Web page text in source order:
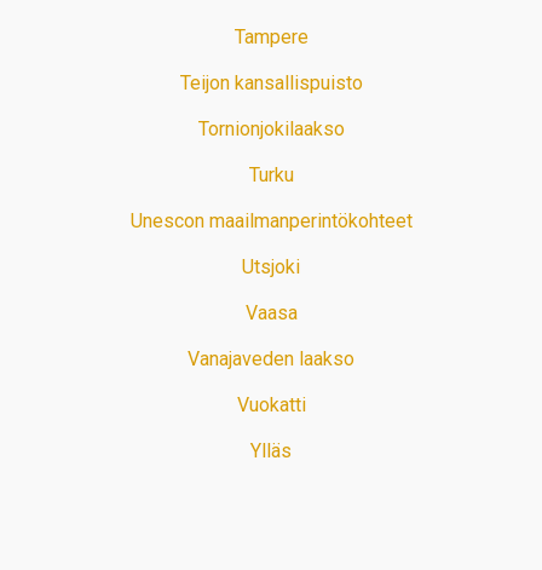
Tampere
Teijon kansallispuisto
Tornionjokilaakso
Turku
Unescon maailmanperintökohteet
Utsjoki
Vaasa
Vanajaveden laakso
Vuokatti
Ylläs